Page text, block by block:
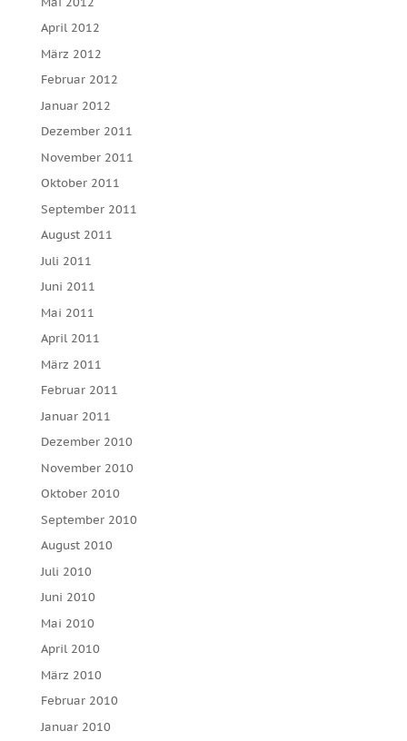
April 2012
März 2012
Februar 2012
Januar 2012
Dezember 2011
November 2011
Oktober 2011
September 2011
August 2011
Juli 2011
Juni 2011
Mai 2011
April 2011
März 2011
Februar 2011
Januar 2011
Dezember 2010
November 2010
Oktober 2010
September 2010
August 2010
Juli 2010
Juni 2010
Mai 2010
April 2010
März 2010
Februar 2010
Januar 2010